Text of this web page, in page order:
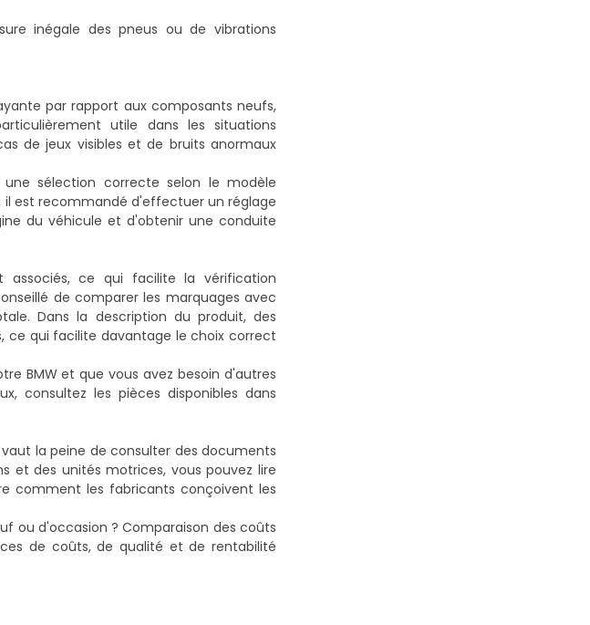
inégale des pneus ou de vibrations
par rapport aux composants neufs,
utile dans les situations
de jeux visibles et de bruits anormaux
sélection correcte selon le modèle
est recommandé d'effectuer un réglage
du véhicule et d'obtenir une conduite
associés, ce qui facilite la vérification
de comparer les marquages avec
Dans la description du produit, des
ce qui facilite davantage le choix correct
BMW et que vous avez besoin d'autres
consultez les pièces disponibles dans
la peine de consulter des documents
et des unités motrices, vous pouvez lire
comment les fabricants conçoivent les
ou d'occasion ? Comparaison des coûts
de coûts, de qualité et de rentabilité